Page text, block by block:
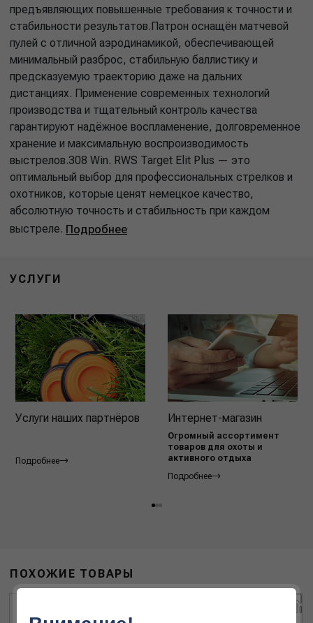
предъявляющих повышенные требования к точности и
стабильности результатов.Патрон оснащён матчевой
пулей с отличной аэродинамикой, обеспечивающей
минимальный разброс, стабильную баллистику и
предсказуемую траекторию даже на дальних
дистанциях. Применение современных технологий
производства и тщательный контроль качества
гарантируют надёжное воспламенение, долговременное
хранение и максимальную воспроизводимость
выстрелов.308 Win. RWS Target Elit Plus — это
оптимальный выбор для профессиональных стрелков и
охотников, которые ценят немецкое качество,
абсолютную точность и стабильность при каждом
выстреле. Подробнее
УСЛУГИ
Услуги наших партнёров
Подробнее
Интернет-магазин
Огромный ассортимент
товаров для охоты и
активного отдыха
Подробнее
ПОХОЖИЕ ТОВАРЫ